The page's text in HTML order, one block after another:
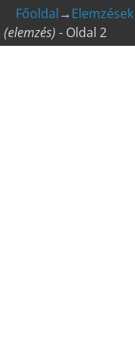
Főoldal→Elemzések
(elemzés) - Oldal 2